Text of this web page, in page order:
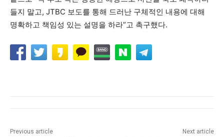
들지 말고, JTBC 보도를 통해 드러난 구체적인 내용에 대해
명확하고 책임성 있는 설명을 하라”고 촉구했다.
Previous article Next article